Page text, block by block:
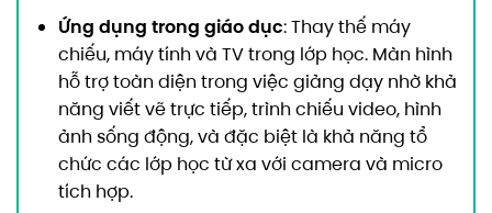
Ứng dụng trong giáo dục: Thay thế máy
chiếu, máy tính và TV trong lớp học. Màn hình
hỗ trợ toàn diện trong việc giảng dạy nhờ khả
năng viết vẽ trực tiếp, trình chiếu video, hình
ảnh sống động, và đặc biệt là khả năng tổ
chức các lớp học từ xa với camera và micro
tích hợp.